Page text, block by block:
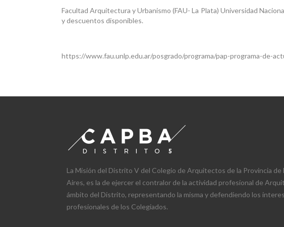
Facultad Arquitectura y Urbanismo (FAU- La Plata) Universidad
y descuentos disponibles.
https://www.fau.unlp.edu.ar/posgrado/programa/pap-programa-de-
La Misión del Distrito V del Colegio de Arquitectos de la Provincia de
Aires, es la de ejercer el contralor de la actividad profesional de
ámbito del Distrito, representando la misma y defendiendo los
profesionales de los Colegiados.